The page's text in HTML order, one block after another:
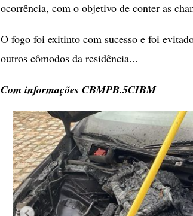
ocorrência, com o objetivo de conter as
O fogo foi exitinto com sucesso e foi
outros cômodos da residência...
Com informações CBMPB.5CIBM